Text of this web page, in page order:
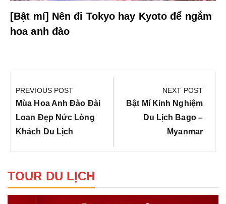
[Bật mí] Nên đi Tokyo hay Kyoto để ngắm
hoa anh đào
hướng
bài
viết
PREVIOUS POST
Previous
Post:
Mùa Hoa Anh Đào Đài
Loan Đẹp Nức Lòng
Khách Du Lịch
NEXT POST
Next
Post:
Bật Mí Kinh Nghiệm
Du Lịch Bago –
Myanmar
TOUR DU LỊCH